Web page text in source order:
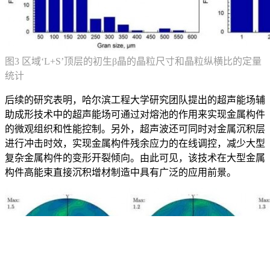
图3 区域‘L+S’顶层的初生β晶的晶粒尺寸和晶粒纵横比的定量
统计
后续的研究表明，哈尔滨工程大学研究团队提出的超声能场辅
助成形技术中的超声能场可通过对熔池的作用来实现金属构件
的微观组织和性能控制。另外，超声波还可同时对金属沉积层
进行冲击时效，实现金属构件残余应力的在线调控，减少大型
复杂金属构件的变形开裂倾向。由此可见，该技术在大型金属
构件高能束直接沉积增材制造中具有广泛的应用前景。